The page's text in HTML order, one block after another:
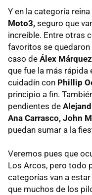
Y en la categoría
Moto3, seguro que
increíble. Entre otras
favoritos se
caso de Álex Márquez
que fue la más rápida
cuidadín con Phillip
principio a fin.
pendientes de
Ana Carrasco, John
puedan sumar a la
Veremos pues que
Los Arcos, pero todo
categorías van a
que muchos de los